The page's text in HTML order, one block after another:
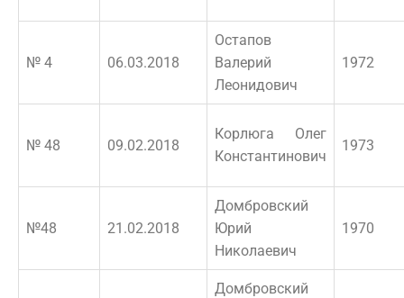
№ 4 06.03.2018
Остапов
Валерий
Леонидович
1972
№ 48 09.02.2018
Корлюга Олег
Константинович
1973
№48 21.02.2018
Домбровский
Юрий
Николаевич
1970
Домбровский